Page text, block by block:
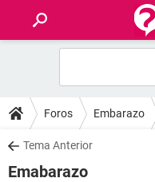
FOROS
SALUD
Foros Embarazo
Tema Anterior
Emabarazo